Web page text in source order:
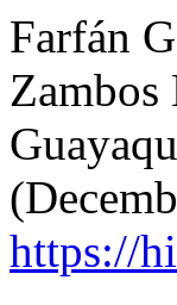
Farfán
Zambos
https://